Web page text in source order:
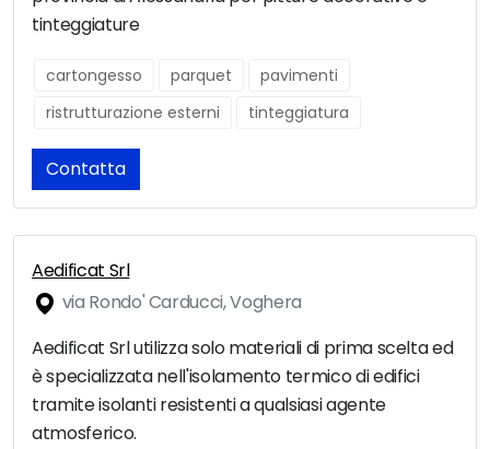
tinteggiature
cartongesso parquet
pavimenti
ristrutturazione esterni
tinteggiatura
Contatta
Aedificat Srl
via Rondo' Carducci, Voghera
Aedificat Srl utilizza solo materiali di prima scelta ed
è specializzata nell'isolamento termico di edifici
tramite isolanti resistenti a qualsiasi agente
atmosferico.